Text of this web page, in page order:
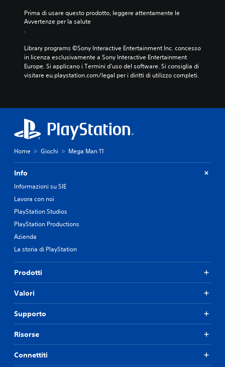
Prima di usare questo prodotto, leggere attentamente le
Avvertenze per la salute
.
Library programs ©Sony Interactive Entertainment Inc. concesso
in licenza esclusivamente a Sony Interactive Entertainment
Europe. Si applicano i Termini d'uso del software. Si consiglia di
visitare eu.playstation.com/legal per i diritti di utilizzo completi.
Home Giochi Mega Man 11
Info
Informazioni su SIE
Lavora con noi
PlayStation Studios
PlayStation Productions
Azienda
La storia di PlayStation
Prodotti
Valori
Supporto
Risorse
Connettiti